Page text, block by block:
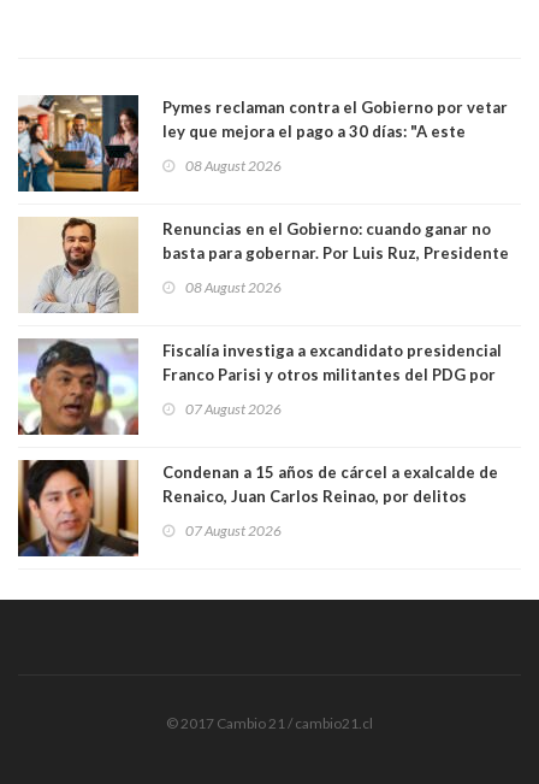
Pymes reclaman contra el Gobierno por vetar
ley que mejora el pago a 30 días: "A este
medianas empresas"
08 August 2026
Renuncias en el Gobierno: cuando ganar no
basta para gobernar. Por Luis Ruz, Presidente
08 August 2026
Fiscalía investiga a excandidato presidencial
Franco Parisi y otros militantes del PDG por
07 August 2026
Condenan a 15 años de cárcel a exalcalde de
Renaico, Juan Carlos Reinao, por delitos
07 August 2026
© 2017 Cambio 21 / cambio21.cl